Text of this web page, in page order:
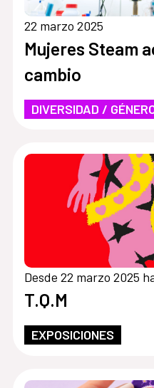
22 marzo 2025
Mujeres Steam
cambio
DIVERSIDAD /
Desde 22 marzo 2025
T.Q.M
EXPOSICIONES